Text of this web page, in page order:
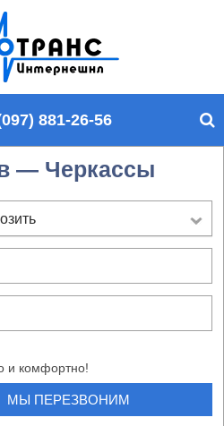
п
й
у
881-26-56
— Черкассы
и комфортно!